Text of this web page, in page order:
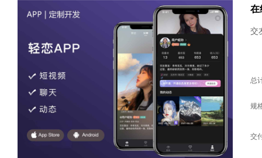
在
交
总
规
交